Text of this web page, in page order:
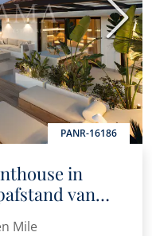
PANR-16186
in
van
Mile